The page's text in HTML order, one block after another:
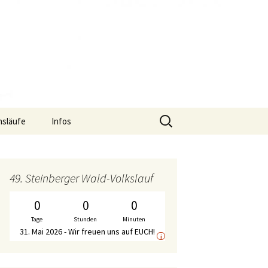
S2-Lauf – Wechselpunkte
S2-Lauf – Streckenplan
S2-Lauf – Zeitplan
Bericht WirDueller-
Biolauf
Ausschreibung
WirDueller-Biolauf
Infos
Gymnastik-Angebot
Mitgliedschaft
Suche
nach:
49. Steinberger Wald-Volkslauf
0
Tage
0
Stunden
0
Minuten
31. Mai 2026 - Wir freuen uns auf EUCH! i